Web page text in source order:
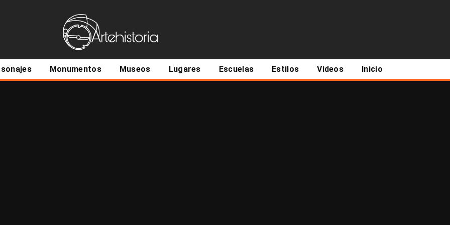
Monumentos Museos Lugares Escuelas Estilos Videos Inicio